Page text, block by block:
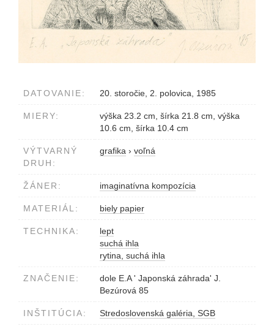
DATOVANIE: 20. storočie, 2. polovica, 1985
MIERY:
výška 23.2 cm, šírka 21.8 cm, výška
10.6 cm, šírka 10.4 cm
VÝTVARNÝ
DRUH:
grafika › voľná
ŽÁNER: imaginatívna kompozícia
MATERIÁL: biely papier
TECHNIKA:
lept
suchá ihla
rytina, suchá ihla
ZNAČENIE:
dole E.A ' Japonská záhrada' J.
Bezúrová 85
INŠTITÚCIA: Stredoslovenská galéria, SGB